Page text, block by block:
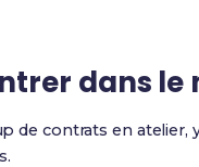
dans le
de contrats en atelier,